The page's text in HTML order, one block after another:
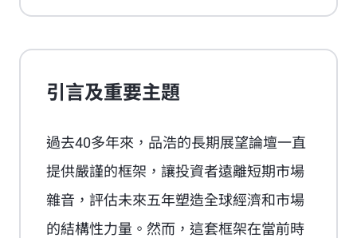
Playback Speed
引言及重要主題
過去40多年來，品浩的長期展望論壇一直
提供嚴謹的框架，讓投資者遠離短期市場
雜音，評估未來五年塑造全球經濟和市場
的結構性力量。然而，這套框架在當前時